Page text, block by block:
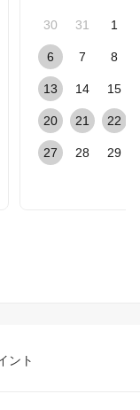
30 31 1
6 7 8
13 14 15
20 21 22
27 28 29
ント